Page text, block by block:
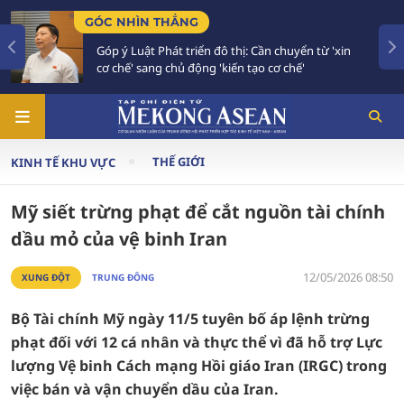
GÓC NHÌN THẲNG
Góp ý Luật Phát triển đô thị: Cần chuyển từ 'xin
cơ chế' sang chủ động 'kiến tạo cơ chế'
KINH TẾ KHU VỰC THẾ GIỚI
Mỹ siết trừng phạt để cắt nguồn tài chính
dầu mỏ của vệ binh Iran
XUNG ĐỘT TRUNG ĐÔNG 12/05/2026 08:50
Bộ Tài chính Mỹ ngày 11/5 tuyên bố áp lệnh trừng
phạt đối với 12 cá nhân và thực thể vì đã hỗ trợ Lực
lượng Vệ binh Cách mạng Hồi giáo Iran (IRGC) trong
việc bán và vận chuyển dầu của Iran.